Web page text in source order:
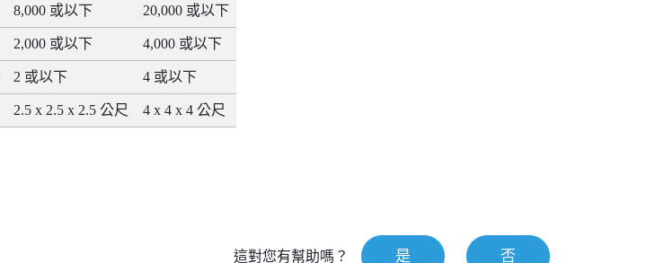
8,000 或以下 20,000 或以下
2,000 或以下 4,000 或以下
2 或以下 4 或以下
2.5 x 2.5 x 2.5 公尺 4 x 4 x 4 公尺
這對您有幫助嗎？ 是 否